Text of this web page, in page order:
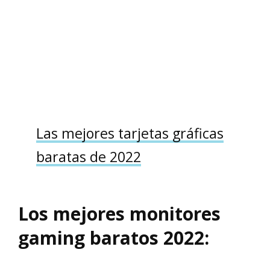
Las mejores tarjetas gráficas
baratas de 2022
Los mejores monitores
gaming baratos 2022: